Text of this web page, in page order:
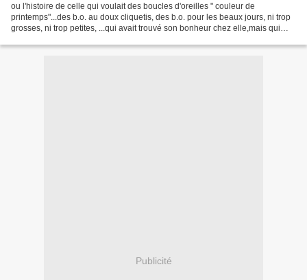
ou l'histoire de celle qui voulait des boucles d'oreilles " couleur de
printemps"...des b.o. au doux cliquetis, des b.o. pour les beaux jours, ni trop
grosses, ni trop petites, ...qui avait trouvé son bonheur chez elle,mais qui
Publicité